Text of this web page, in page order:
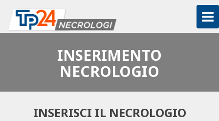
INSERIMENTO
NECROLOGIO
INSERISCI IL NECROLOGIO